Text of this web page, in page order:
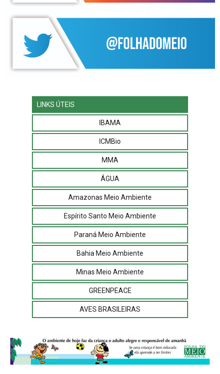
LINKS ÚTEIS
IBAMA
ICMBio
MMA
ÁGUA
Amazonas Meio Ambiente
Espírito Santo Meio Ambiente
Paraná Meio Ambiente
Bahia Meio Ambiente
Minas Meio Ambiente
GREENPEACE
AVES BRASILEIRAS